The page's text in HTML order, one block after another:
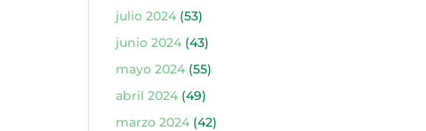
julio 2024(53)
junio 2024(43)
mayo 2024(55)
abril 2024(49)
marzo 2024(42)